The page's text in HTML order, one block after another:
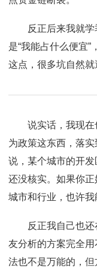
反正后来我就
是“我能占什么便宜”
这点，很多坑自然就
说实话，我现
为政策这东西，落
说，某个城市的开
还没核实。如果你
城市和行业，也许我
反正我自己也
友分析的方案完全
法也不是万能的，但